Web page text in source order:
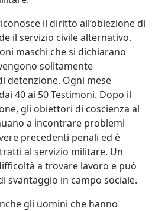
il diritto all’obiezione di
il servizio civile alternativo.
maschi che si dichiarano
solitamente
detenzione. Ogni mese
40 ai 50 Testimoni. Dopo il
gli obiettori di coscienza al
a incontrare problemi
precedenti penali ed è
al servizio militare. Un
a trovare lavoro e può
svantaggio in campo sociale.
gli uomini che hanno